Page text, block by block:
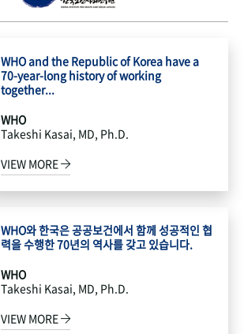
WHO and the Republic of Korea have a
70-year-long history of working
together...
WHO
Takeshi Kasai, MD, Ph.D.
VIEW MORE
WHO와 한국은 공공보건에서 함께 성공적인 협
력을 수행한 70년의 역사를 갖고 있습니다.
WHO
Takeshi Kasai, MD, Ph.D.
VIEW MORE